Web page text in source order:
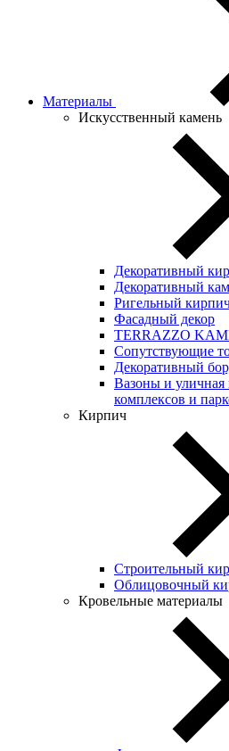
Материалы
Искусственный камень
Декоративный
Декоративный
Ригельный
Фасадный декор
TERRAZZO
Сопутствующие
Декоративный
Вазоны и
комплексов и
Кирпич
Строительный
Облицовочный
Кровельные материалы